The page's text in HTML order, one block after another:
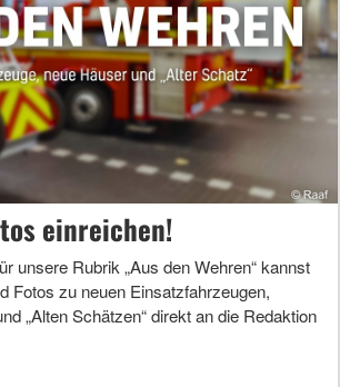
einreichen!
unsere Rubrik „Aus den Wehren“ kannst
Fotos zu neuen Einsatzfahrzeugen,
„Alten Schätzen“ direkt an die Redaktion